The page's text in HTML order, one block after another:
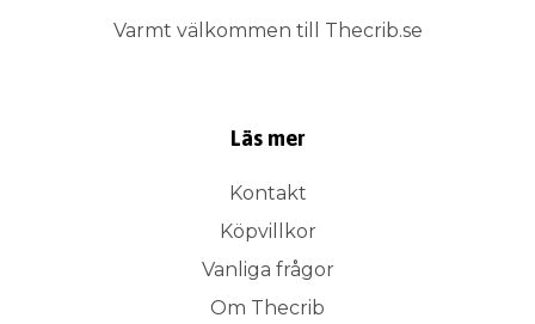
Varmt välkommen till Thecrib.se
Läs mer
Kontakt
Köpvillkor
Vanliga frågor
Om Thecrib